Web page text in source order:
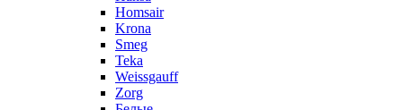
Homsair
Krona
Smeg
Teka
Weissgauff
Zorg